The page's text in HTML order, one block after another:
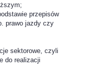
przepisów
prawo jazdy czy
sektorowe, czyli
do realizacji